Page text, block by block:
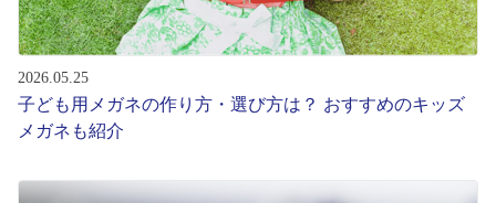
補聴器
コンタクトレンズ
2026.05.25
子ども用メガネの作り方・選び方は？ おすすめのキッズ
メガネも紹介